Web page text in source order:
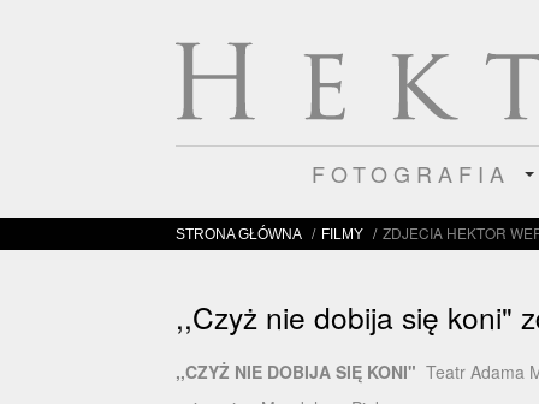
FOTOGRAFIA
STRONA GŁÓWNA / FILMY / ZDJECIA HEKTOR
,,Czyż nie dobija się koni"
,,CZYŻ NIE DOBIJA SIĘ KONI" Teatr Adama